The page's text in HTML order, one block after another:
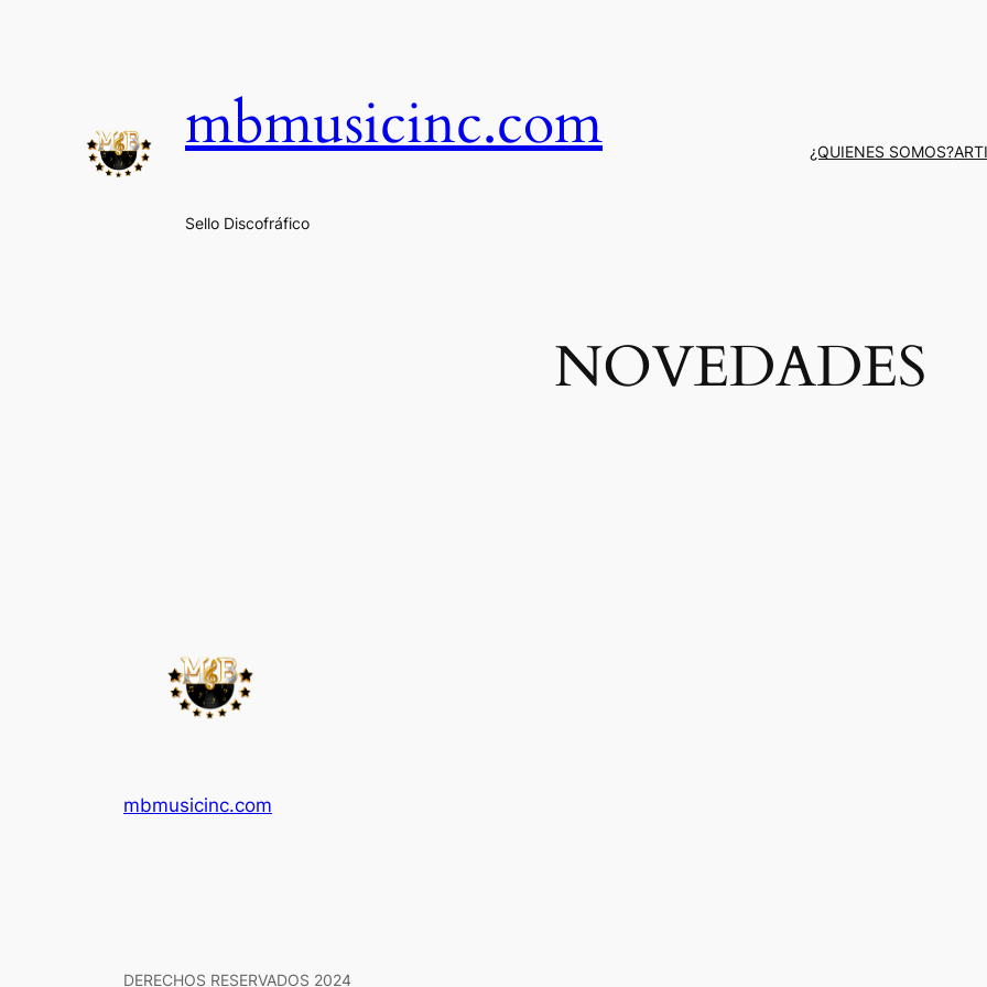
mbmusicinc.com
Sello Discofráfico
¿QUIENES SOMOS?
NOVEDADES
mbmusicinc.com
DERECHOS RESERVADOS 2024